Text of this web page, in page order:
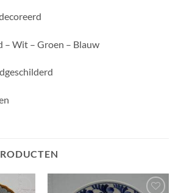
– Groen – Blauw